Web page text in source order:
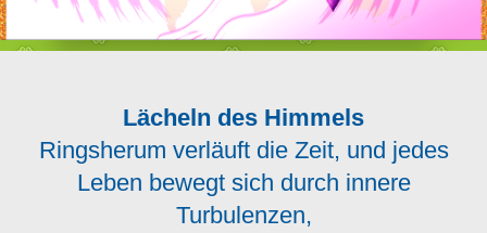
Lächeln des Himmels
Ringsherum verläuft die Zeit, und jedes
Leben bewegt sich durch innere
Turbulenzen,